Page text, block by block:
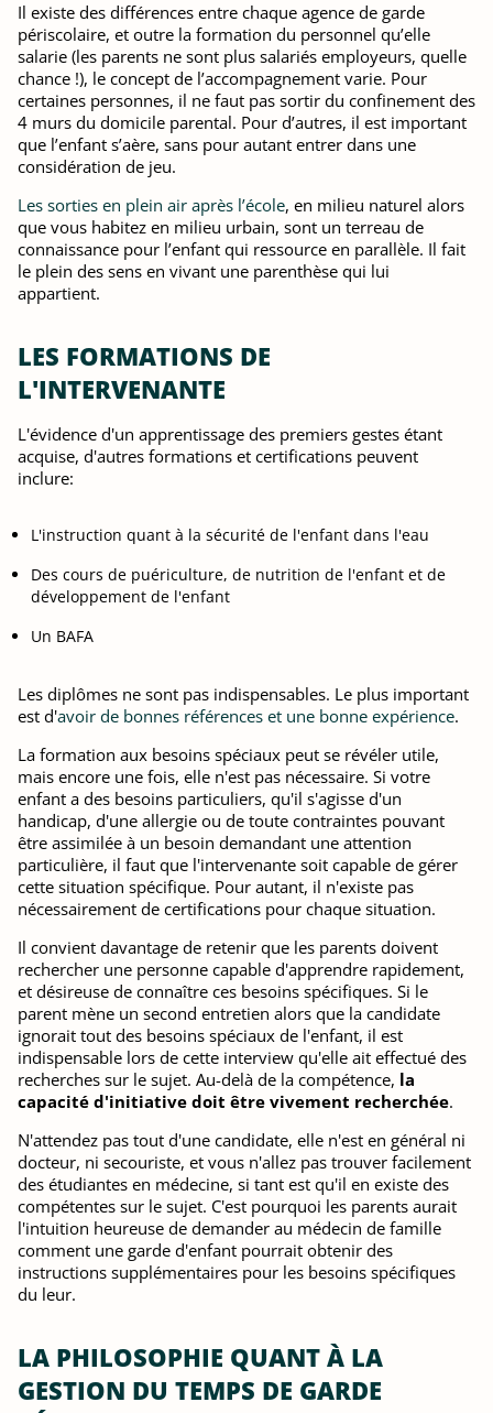
Il existe des différences entre chaque agence de garde
périscolaire, et outre la formation du personnel qu’elle
salarie (les parents ne sont plus salariés employeurs, quelle
chance !), le concept de l’accompagnement varie. Pour
certaines personnes, il ne faut pas sortir du confinement des
4 murs du domicile parental. Pour d’autres, il est important
que l’enfant s’aère, sans pour autant entrer dans une
considération de jeu.
Les sorties en plein air après l’école, en milieu naturel alors
que vous habitez en milieu urbain, sont un terreau de
connaissance pour l’enfant qui ressource en parallèle. Il fait
le plein des sens en vivant une parenthèse qui lui
appartient.
LES FORMATIONS DE
L'INTERVENANTE
L'évidence d'un apprentissage des premiers gestes étant
acquise, d'autres formations et certifications peuvent
inclure:
L'instruction quant à la sécurité de l'enfant dans l'eau
Des cours de puériculture, de nutrition de l'enfant et de
développement de l'enfant
Un BAFA
Les diplômes ne sont pas indispensables. Le plus important
est d'avoir de bonnes références et une bonne expérience.
La formation aux besoins spéciaux peut se révéler utile,
mais encore une fois, elle n'est pas nécessaire. Si votre
enfant a des besoins particuliers, qu'il s'agisse d'un
handicap, d'une allergie ou de toute contraintes pouvant
être assimilée à un besoin demandant une attention
particulière, il faut que l'intervenante soit capable de gérer
cette situation spécifique. Pour autant, il n'existe pas
nécessairement de certifications pour chaque situation.
Il convient davantage de retenir que les parents doivent
rechercher une personne capable d'apprendre rapidement,
et désireuse de connaître ces besoins spécifiques. Si le
parent mène un second entretien alors que la candidate
ignorait tout des besoins spéciaux de l'enfant, il est
indispensable lors de cette interview qu'elle ait effectué des
recherches sur le sujet. Au-delà de la compétence, la
capacité d'initiative doit être vivement recherchée.
N'attendez pas tout d'une candidate, elle n'est en général ni
docteur, ni secouriste, et vous n'allez pas trouver facilement
des étudiantes en médecine, si tant est qu'il en existe des
compétentes sur le sujet. C'est pourquoi les parents aurait
l'intuition heureuse de demander au médecin de famille
comment une garde d'enfant pourrait obtenir des
instructions supplémentaires pour les besoins spécifiques
du leur.
LA PHILOSOPHIE QUANT À LA
GESTION DU TEMPS DE GARDE